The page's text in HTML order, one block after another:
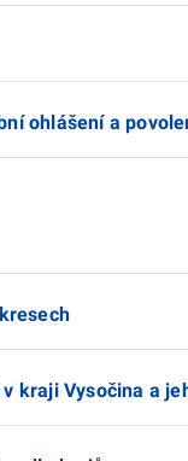
ohlášení a
kraji Vysočina a